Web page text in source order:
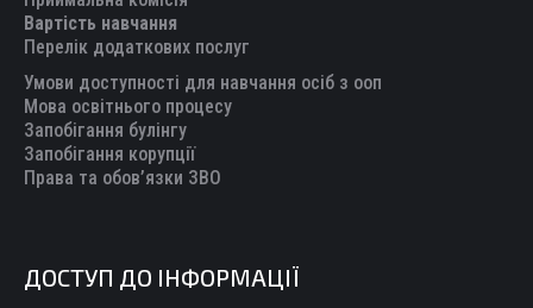
windowwindowwindowwindow
Вартість навчання
Перелік додаткових послуг
Умови доступності для навчання осіб з ооп
Мова освітнього процесу
Запобігання булінгу
Запобігання корупції
Права та обов’язки ЗВО
ДОСТУП ДО ІНФОРМАЦІЇ